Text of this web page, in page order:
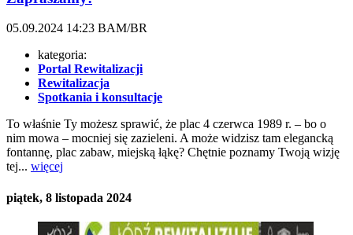
05.09.2024 14:23 BAM/BR
kategoria:
Portal Rewitalizacji
Rewitalizacja
Spotkania i konsultacje
To właśnie Ty możesz sprawić, że plac 4 czerwca 1989 r. – bo o
nim mowa – mocniej się zazieleni. A może widzisz tam elegancką
fontannę, plac zabaw, miejską łąkę? Chętnie poznamy Twoją wizję
tej... więcej
piątek, 8 listopada 2024